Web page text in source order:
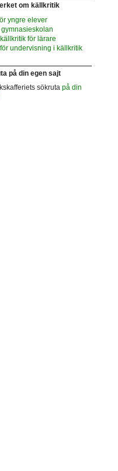
om källkritik
yngre elever
för lärare
undervisning i källkritik
på din egen sajt
sökruta på din